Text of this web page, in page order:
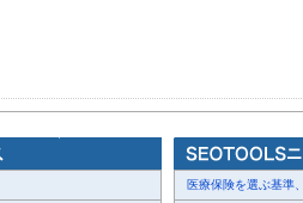
医療保険を選ぶ基準